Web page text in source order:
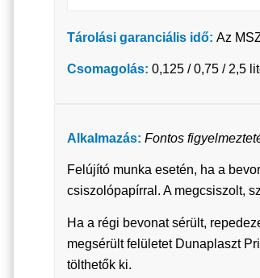
Tárolási garanciális idő: Az
Csomagolás: 0,125 / 0,75 / 2,5
Alkalmazás: Fontos
Felújító munka esetén, ha a
csiszolópapírral. A megcsiszolt,
Ha a régi bevonat sérült,
megsérült felületet Dunaplaszt
tölthetők ki.